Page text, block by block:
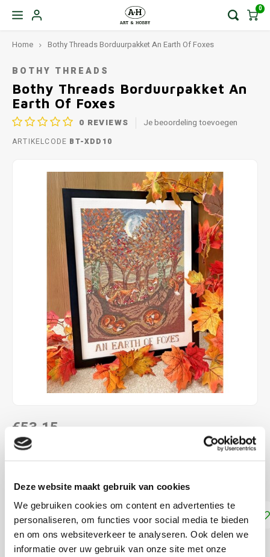
Deze website maakt gebruik van cookies
We gebruiken cookies om content en advertenties te
personaliseren, om functies voor social media te bieden
en om ons websiteverkeer te analyseren. Ook delen we
informatie over uw gebruik van onze site met onze
0
Home Bothy Threads Borduurpakket An Earth Of Foxes
BOTHY THREADS
Bothy Threads Borduurpakket An
Earth Of Foxes
0 REVIEWS Je beoordeling toevoegen
ARTIKELCODE BT-XDD10
€53,15
LEVERTIJD: CA. 1-3 WEKEN
ca. 26 x 36 cm kruissteek telpatroon Lees meer
Toevoegen aan winkelwagen
DELEN: